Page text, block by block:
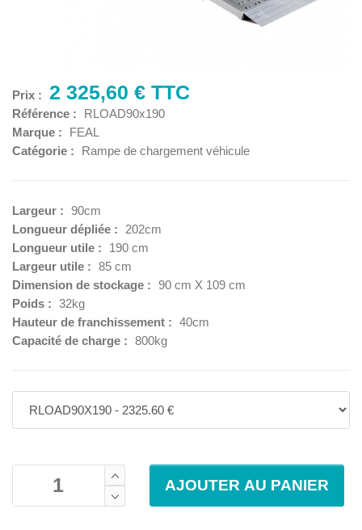
Prix : 2 325,60 € TTC
Référence :
RLOAD90x190
Marque :
FEAL
Catégorie :
Rampe de chargement véhicule
Largeur : 90cm
Longueur dépliée :
202cm
Longueur utile :
190 cm
Largeur utile : 85 cm
Dimension de stockage : 90 cm X 109 cm
Poids : 32kg
Hauteur de franchissement : 40cm
Capacité de charge : 800kg